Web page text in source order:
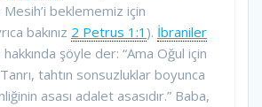
Mesih’i beklememiz için
bakınız 2 Petrus 1:1 ). İbraniler
şöyle der: “Ama Oğul için
tahtın sonsuzluklar boyunca
asası adalet asasıdır.” Baba,